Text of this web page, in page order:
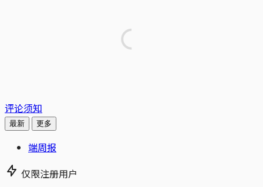
评论须知
最新 更多
端周报
仅限注册用户